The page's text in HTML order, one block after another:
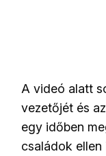
A videó alatt
vezetőjét és
egy időben
családok